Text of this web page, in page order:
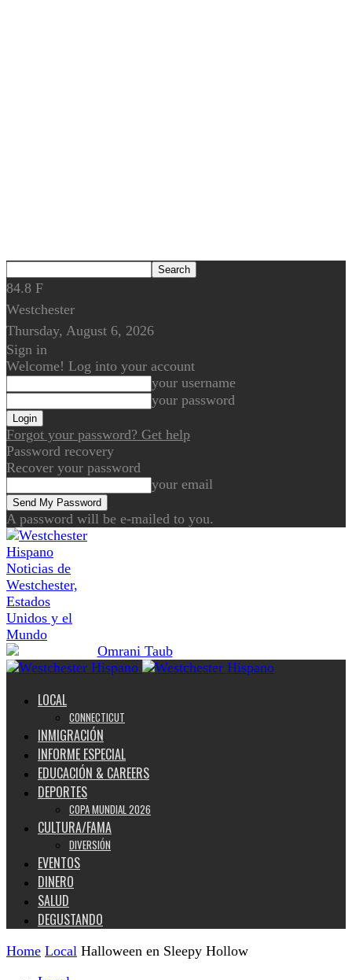
84.8 F
Westchester
Thursday, August 6, 2026
Sign in
Welcome! Log into your account
your username
your password
Forgot your password? Get help
Password recovery
Recover your password
your email
A password will be e-mailed to you.
Noticias de
Westchester,
Estados
Unidos y el
Mundo
LOCAL
CONNECTICUT
INMIGRACIÓN
INFORME ESPECIAL
EDUCACIÓN & CAREERS
DEPORTES
COPA MUNDIAL 2026
CULTURA/FAMA
DIVERSIÓN
EVENTOS
DINERO
SALUD
DEGUSTANDO
Home Local Halloween en Sleepy Hollow